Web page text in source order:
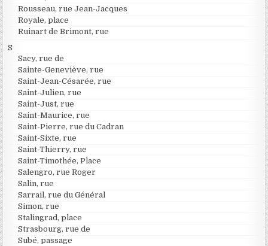
Rousseau, rue Jean-Jacques
Royale, place
Ruinart de Brimont, rue
S
Sacy, rue de
Sainte-Geneviève, rue
Saint-Jean-Césarée, rue
Saint-Julien, rue
Saint-Just, rue
Saint-Maurice, rue
Saint-Pierre, rue du Cadran
Saint-Sixte, rue
Saint-Thierry, rue
Saint-Timothée, Place
Salengro, rue Roger
Salin, rue
Sarrail, rue du Général
Simon, rue
Stalingrad, place
Strasbourg, rue de
Subé, passage